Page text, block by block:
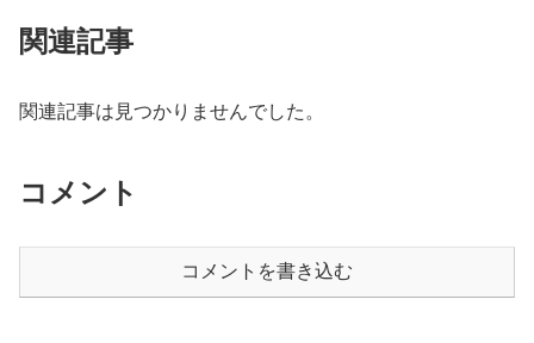
関連記事
関連記事は見つかりませんでした。
コメント
コメントを書き込む